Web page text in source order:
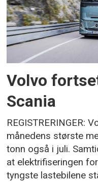
Volvo
Scania
REGISTRERINGER:
månedens største
tonn også i juli.
at elektrifiseringen
tyngste lastebilene